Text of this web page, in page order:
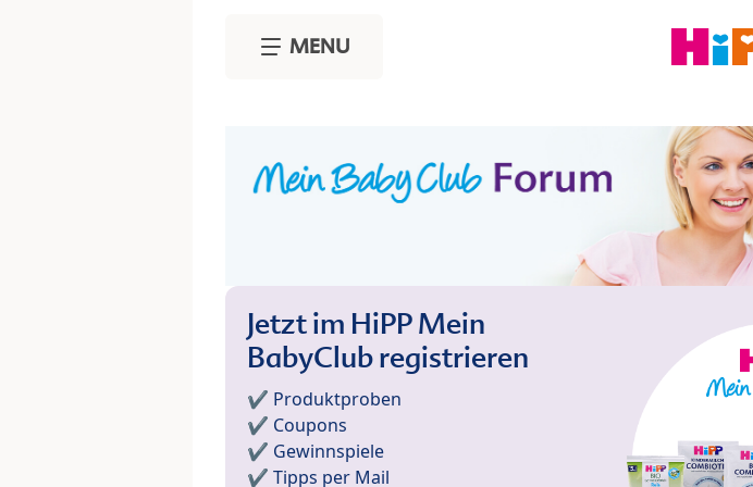
MENU
Jetzt im HiPP Mein
BabyClub registrieren
✔️ Produktproben
✔️ Coupons
✔️ Gewinnspiele
✔️ Tipps per Mail